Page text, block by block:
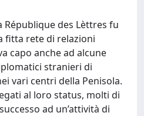
des Lèttres fu
fitta rete di relazioni
capo anche ad alcune
stranieri di
vari centri della Penisola.
al loro status, molti di
ad un’attività di